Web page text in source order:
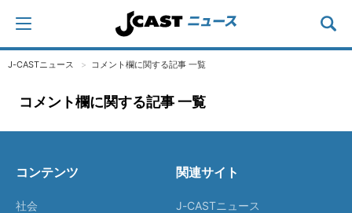
J-CASTニュース コメント欄に関する記事 一覧
コメント欄に関する記事 一覧
コンテンツ
社会
関連サイト
J-CASTニュース